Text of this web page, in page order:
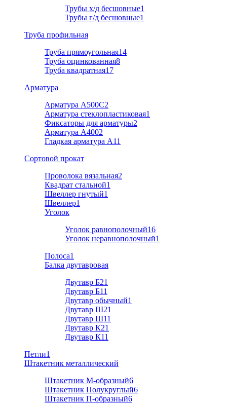
Трубы х/д бесшовные1
Трубы г/д бесшовные1
Труба профильная
Труба прямоугольная14
Труба оцинкованная8
Труба квадратная17
Арматура
Арматура A500C2
Арматура стеклопластиковая1
Фиксаторы для арматуры2
Арматура А4002
Гладкая арматура А11
Cортовой прокат
Проволока вязальная2
Квадрат стальной1
Швеллер гнутый1
Швеллер1
Уголок
Уголок равнополочный16
Уголок неравнополочный1
Полоса1
Балка двутавровая
Двутавр Б21
Двутавр Б11
Двутавр обычный1
Двутавр Ш21
Двутавр Ш11
Двутавр К21
Двутавр К11
Петли1
Штакетник металлический
Штакетник М-образный6
Штакетник Полукруглый6
Штакетник П-образный6